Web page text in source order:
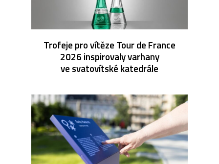
Trofeje pro vítěze Tour de France
2026 inspirovaly varhany
ve svatovítské katedrále